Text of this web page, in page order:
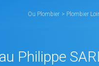
Ou Plombier > Plombier
Philippe